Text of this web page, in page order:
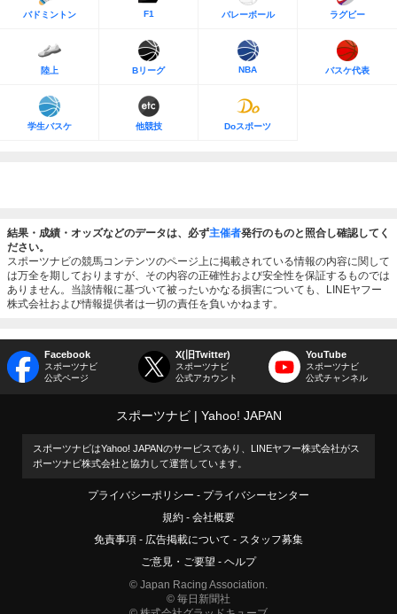
バドミントン F1 バレーボール ラグビー
陸上 Bリーグ NBA バスケ代表
学生バスケ 他競技 Doスポーツ
結果・成績・オッズなどのデータは、必ず主催者発行のものと照合し確認してく
ださい。
スポーツナビの競馬コンテンツのページ上に掲載されている情報の内容に関して
は万全を期しておりますが、その内容の正確性および安全性を保証するものでは
ありません。当該情報に基づいて被ったいかなる損害についても、LINEヤフー
株式会社および情報提供者は一切の責任を負いかねます。
Facebook
スポーツナビ
公式ページ
X(旧Twitter)
スポーツナビ
公式アカウント
YouTube
スポーツナビ
公式チャンネル
スポーツナビ Yahoo! JAPAN
スポーツナビはYahoo! JAPANのサービスであり、LINEヤフー株式会社がス
ポーツナビ株式会社と協力して運営しています。
プライバシーポリシー
プライバシーセンター
規約
会社概要
免責事項
広告掲載について
スタッフ募集
ご意見・ご要望
ヘルプ
© Japan Racing Association.
© 毎日新聞社